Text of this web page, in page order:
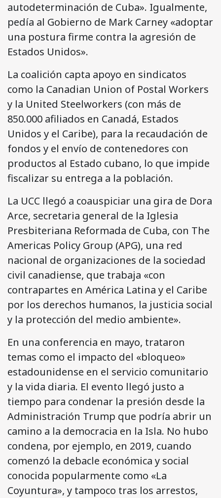
autodeterminación de Cuba». Igualmente,
pedía al Gobierno de Mark Carney «adoptar
una postura firme contra la agresión de
Estados Unidos».
La coalición capta apoyo en sindicatos
como la Canadian Union of Postal Workers
y la United Steelworkers (con más de
850.000 afiliados en Canadá, Estados
Unidos y el Caribe), para la recaudación de
fondos y el envío de contenedores con
productos al Estado cubano, lo que impide
fiscalizar su entrega a la población.
La UCC llegó a coauspiciar una gira de Dora
Arce, secretaria general de la Iglesia
Presbiteriana Reformada de Cuba, con The
Americas Policy Group (APG), una red
nacional de organizaciones de la sociedad
civil canadiense, que trabaja «con
contrapartes en América Latina y el Caribe
por los derechos humanos, la justicia social
y la protección del medio ambiente».
En una conferencia en mayo, trataron
temas como el impacto del «bloqueo»
estadounidense en el servicio comunitario
y la vida diaria. El evento llegó justo a
tiempo para condenar la presión desde la
Administración Trump que podría abrir un
camino a la democracia en la Isla. No hubo
condena, por ejemplo, en 2019, cuando
comenzó la debacle económica y social
conocida popularmente como «La
Coyuntura», y tampoco tras los arrestos,